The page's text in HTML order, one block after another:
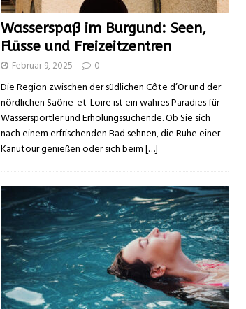
Wasserspaß im Burgund: Seen,
Flüsse und Freizeitzentren
Februar 9, 2025 0
Die Region zwischen der südlichen Côte d’Or und der
nördlichen Saône-et-Loire ist ein wahres Paradies für
Wassersportler und Erholungssuchende. Ob Sie sich
nach einem erfrischenden Bad sehnen, die Ruhe einer
Kanutour genießen oder sich beim[…]